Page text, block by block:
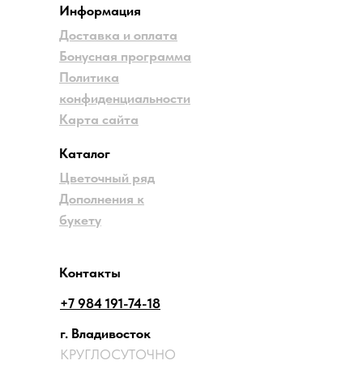
Информация
Доставка и оплата
Бонусная программа
Политика
конфиденциальности
Карта сайта
Контакты
г. Владивосток
КРУГЛОСУТОЧНО
+7 984 191-74-18
Каталог
Цветочный ряд
Дополнения к
букету